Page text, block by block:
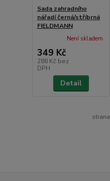
Sada zahradního
nářadí černá/stříbrná
FIELDMANN
349 Kč
288 Kč bez
DPH
Není skladem
Detail
strana